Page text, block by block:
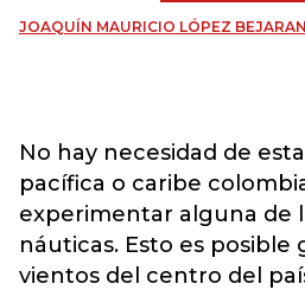
JOAQUÍN MAURICIO LÓPEZ
No hay necesidad de
pacífica o caribe
experimentar alguna de
náuticas. Esto es posible
vientos del centro del